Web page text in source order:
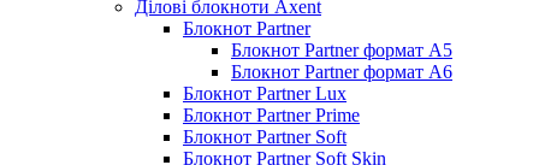
Ділові блокноти Axent
Блокнот Partner
Блокнот Partner формат А5
Блокнот Partner формат А6
Блокнот Partner Lux
Блокнот Partner Prime
Блокнот Partner Soft
Блокнот Partner Soft Skin